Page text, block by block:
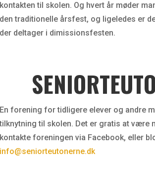
kontakten til skolen. Og hvert år møder
den traditionelle årsfest, og ligeledes er
der deltager i dimissionsfesten.
En forening for tidligere elever og andre
tilknytning til skolen. Det er gratis at være
kontakte foreningen via Facebook, eller
info@seniorteutonerne.dk